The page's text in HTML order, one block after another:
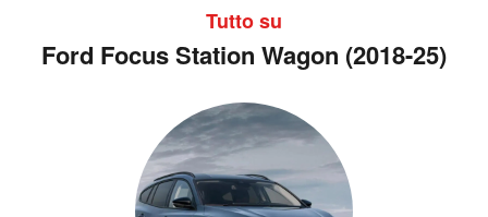
Tutto su
Ford Focus Station Wagon (2018-25)